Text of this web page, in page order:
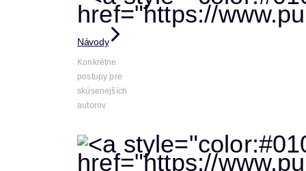
Návody
Konkrétne
postupy pre
skúsenejších
autorov